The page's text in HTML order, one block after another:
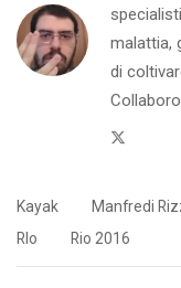
malattia,
di
Kayak Manfredi
RIo
Rio 2016